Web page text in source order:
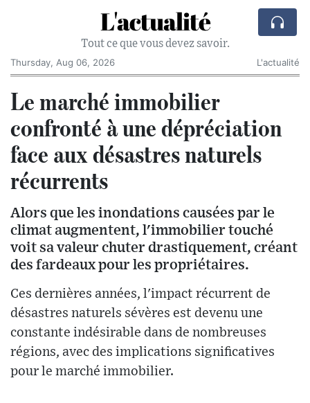
L'actualité
Tout ce que vous devez savoir.
Thursday, Aug 06, 2026
L'actualité
Le marché immobilier
confronté à une dépréciation
face aux désastres naturels
récurrents
Alors que les inondations causées par le
climat augmentent, l'immobilier touché
voit sa valeur chuter drastiquement, créant
des fardeaux pour les propriétaires.
Ces dernières années, l'impact récurrent de
désastres naturels sévères est devenu une
constante indésirable dans de nombreuses
régions, avec des implications significatives
pour le marché immobilier.